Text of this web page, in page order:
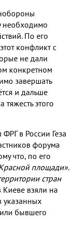
необходимо
. По его
конфликт с
не дали
конкретном
завершать
и дальше
этого
ФРГ в России Геза
форума
что, по его
площади».
стран
Киеве взяли на
указанных
бывшего